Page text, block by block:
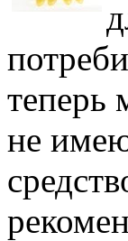
теперь
не